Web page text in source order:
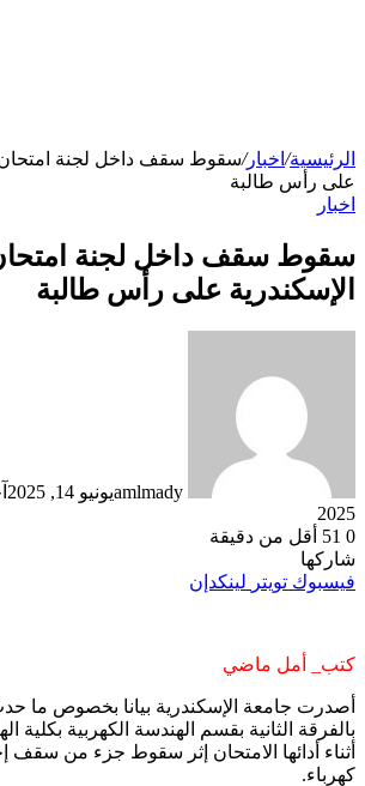
الرئيسية/ اخبار/سقوط سقف داخل لجنة امتحان
على رأس طالبة
اخبار
سقوط سقف داخل لجنة
الإسكندرية على رأس طالبة
amlmadyيونيو 14, 2025
2025
0
أقل من دقيقة
شاركها
فيسبوك تويتر لينكدإن
كتب_ أمل ماضي
أصدرت جامعة الإسكندرية بيانا بخصوص ما
بالفرقة الثانية بقسم الهندسة الكهربية بكلية
أثناء أدائها الامتحان إثر سقوط جزء من
كهرباء.